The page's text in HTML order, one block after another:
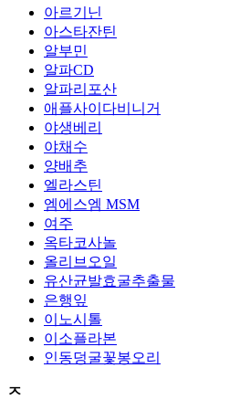
아르기닌
아스타잔틴
알부민
알파CD
알파리포산
애플사이다비니거
야생베리
야채수
양배추
엘라스틴
엠에스엠 MSM
여주
옥타코사놀
올리브오일
유산균발효굴추출물
은행잎
이노시톨
이소플라본
인동덩굴꽃봉오리
ㅈ